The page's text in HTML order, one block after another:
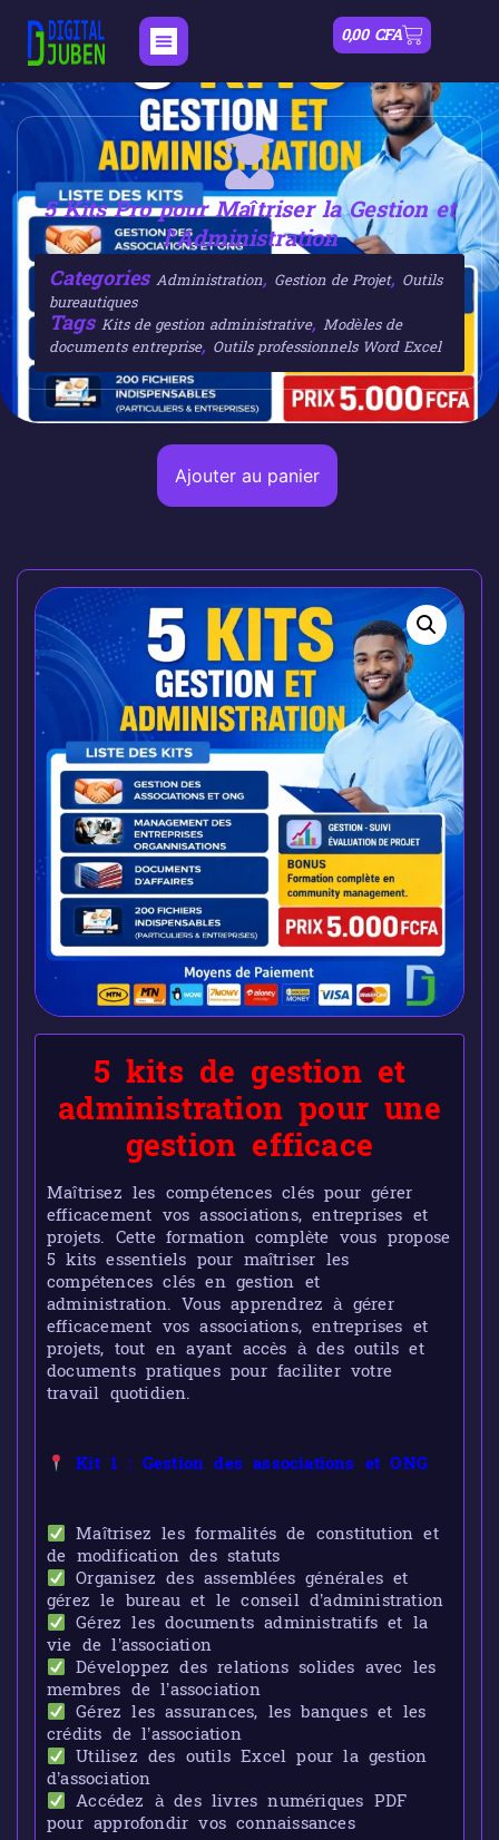
0,00 CFA
5 Kits Pro pour Maîtriser la Gestion et
l’Administration
Categories Administration, Gestion de Projet, Outils
bureautiques
Tags Kits de gestion administrative, Modèles de
documents entreprise, Outils professionnels Word Excel
Ajouter au panier
5 kits de gestion et
administration pour une
gestion efficace
Maîtrisez les compétences clés pour gérer
efficacement vos associations, entreprises et
projets. Cette formation complète vous propose
5 kits essentiels pour maîtriser les
compétences clés en gestion et
administration. Vous apprendrez à gérer
efficacement vos associations, entreprises et
projets, tout en ayant accès à des outils et
documents pratiques pour faciliter votre
travail quotidien.
Kit 1 : Gestion des associations et ONG
Maîtrisez les formalités de constitution et
de modification des statuts
Organisez des assemblées générales et
gérez le bureau et le conseil d’administration
Gérez les documents administratifs et la
vie de l’association
Développez des relations solides avec les
membres de l’association
Gérez les assurances, les banques et les
crédits de l’association
Utilisez des outils Excel pour la gestion
d’association
Accédez à des livres numériques PDF
pour approfondir vos connaissances